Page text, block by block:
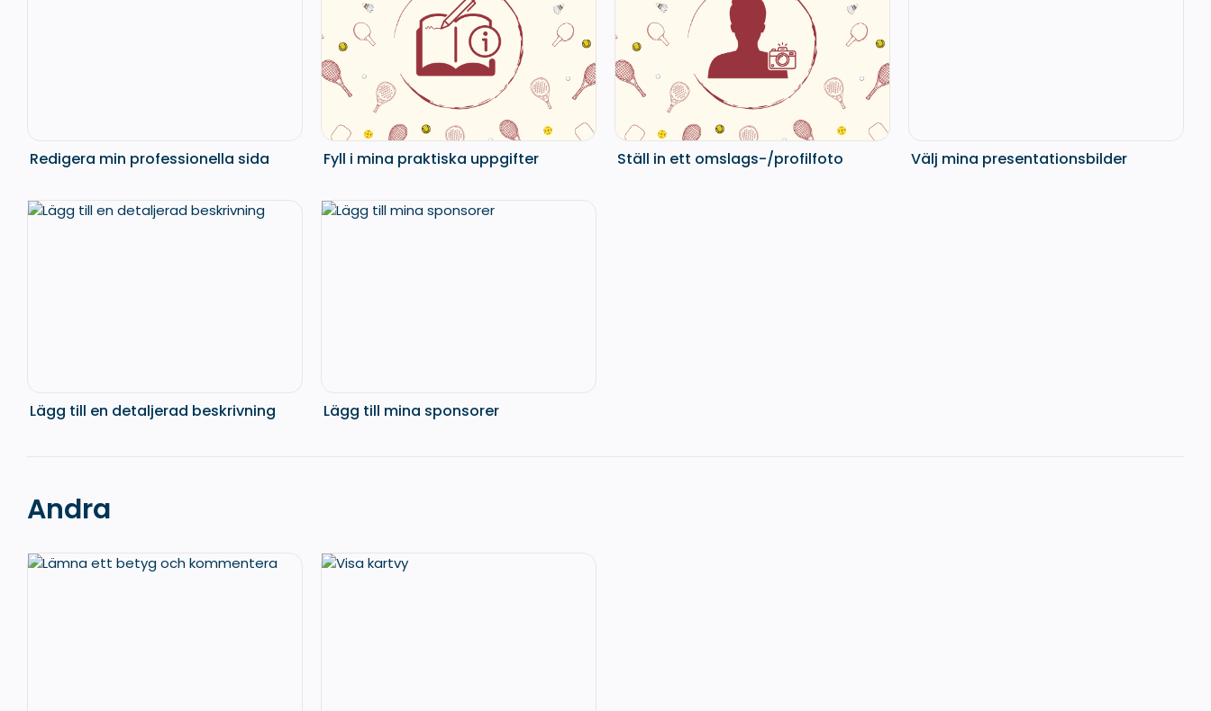
Redigera min professionella sida Fyll i mina praktiska uppgifter Ställ in ett omslags-/profilfoto Välj mina presentationsbilder
Lägg till en detaljerad beskrivning Lägg till mina sponsorer
Andra